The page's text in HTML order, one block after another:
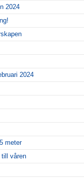
2024
2024
meter
till våren